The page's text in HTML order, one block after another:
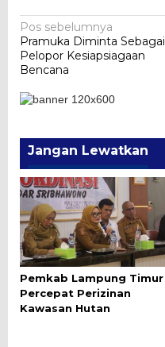
Navigasi
pos
Pos sebelumnya
Pramuka Diminta Sebagai
Pelopor Kesiapsiagaan
Bencana
Jangan Lewatkan
Pemkab Lampung Timur
Percepat Perizinan
Kawasan Hutan